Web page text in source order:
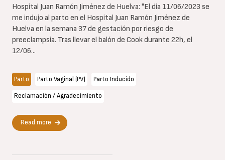
Hospital Juan Ramón Jiménez de Huelva: "El día 11/06/2023 se
me indujo al parto en el Hospital Juan Ramón Jiménez de
Huelva en la semana 37 de gestación por riesgo de
preeclampsia. Tras llevar el balón de Cook durante 22h, el
12/06...
Parto Parto Vaginal (PV) Parto Inducido
Reclamación / Agradecimiento
Read more